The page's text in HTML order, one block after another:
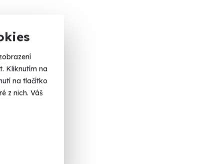
Kliknutím na
na tlačítko
z nich. Váš